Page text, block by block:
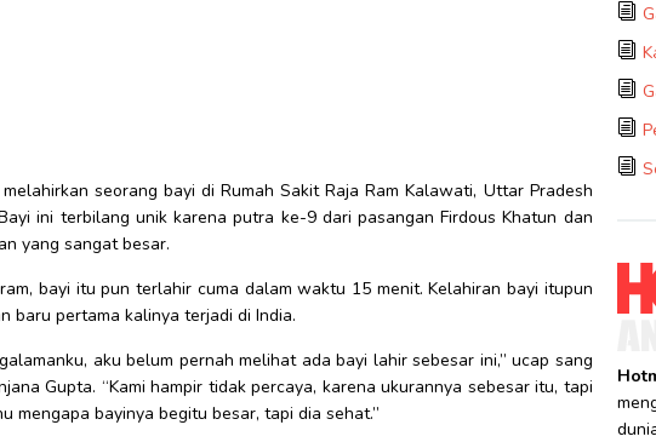
seorang bayi di Rumah Sakit Raja Ram Kalawati, Uttar Pradesh
ini terbilang unik karena putra ke-9 dari pasangan Firdous Khatun dan
yang sangat besar.
bayi itu pun terlahir cuma dalam waktu 15 menit. Kelahiran bayi itupun
baru pertama kalinya terjadi di India.
aku belum pernah melihat ada bayi lahir sebesar ini,” ucap sang
Gupta. “Kami hampir tidak percaya, karena ukurannya sebesar itu, tapi
mengapa bayinya begitu besar, tapi dia sehat.”